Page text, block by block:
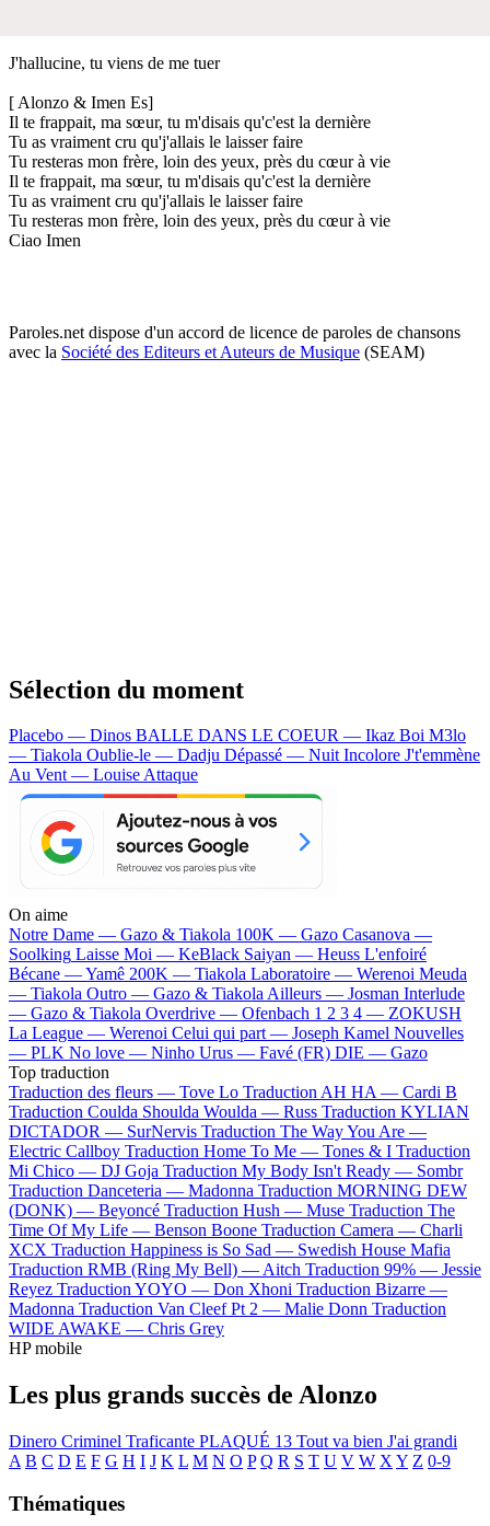
J'hallucine, tu viens de me tuer
[ Alonzo & Imen Es]
Il te frappait, ma sœur, tu m'disais qu'c'est la dernière
Tu as vraiment cru qu'j'allais le laisser faire
Tu resteras mon frère, loin des yeux, près du cœur à vie
Il te frappait, ma sœur, tu m'disais qu'c'est la dernière
Tu as vraiment cru qu'j'allais le laisser faire
Tu resteras mon frère, loin des yeux, près du cœur à vie
Ciao Imen
Paroles.net dispose d'un accord de licence de paroles de chansons
avec la Société des Editeurs et Auteurs de Musique (SEAM)
Sélection du moment
Placebo — Dinos BALLE DANS LE COEUR — Ikaz Boi M3lo
— Tiakola Oublie-le — Dadju Dépassé — Nuit Incolore J't'emmène
Au Vent — Louise Attaque
On aime
Notre Dame — Gazo & Tiakola 100K — Gazo Casanova —
Soolking Laisse Moi — KeBlack Saiyan — Heuss L'enfoiré
Bécane —Yamê 200K — Tiakola Laboratoire — Werenoi Meuda
— Tiakola Outro — Gazo & TiakolaAilleurs — Josman Interlude
— Gazo & Tiakola Overdrive — Ofenbach 1 2 3 4 — ZOKUSH
La League — Werenoi Celui qui part — Joseph Kamel Nouvelles
— PLK No love — Ninho Urus — Favé (FR) DIE — Gazo
Top traduction
Traduction des fleurs — Tove Lo Traduction AH HA — Cardi B
Traduction Coulda Shoulda Woulda — Russ Traduction KYLIAN
DICTADOR — SurNervis Traduction The Way You Are —
Electric Callboy Traduction Home To Me — Tones & I Traduction
Mi Chico — DJ Goja Traduction My Body Isn't Ready — Sombr
Traduction Danceteria — Madonna Traduction MORNING DEW
(DONK) — Beyoncé Traduction Hush — Muse Traduction The
Time Of My Life — Benson Boone Traduction Camera — Charli
XCX Traduction Happiness is So Sad — Swedish House Mafia
Traduction RMB (Ring My Bell) —Aitch Traduction 99% — Jessie
Reyez Traduction YOYO — Don Xhoni Traduction Bizarre —
Madonna Traduction Van Cleef Pt 2 — Malie Donn Traduction
WIDE AWAKE — Chris Grey
HP mobile
Les plus grands succès de Alonzo
Dinero Criminel Traficante PLAQUÉ 13 Tout va bien J'ai grandi
A B C D E F G H I J K L M N O P Q R S T U V W X Y Z 0-9
Thématiques